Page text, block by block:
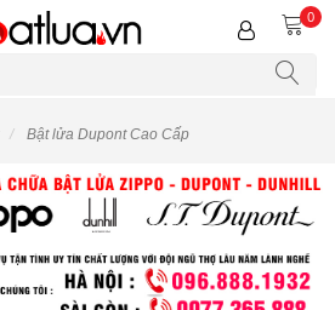
0
Bật lửa Dupont Cao Cấp